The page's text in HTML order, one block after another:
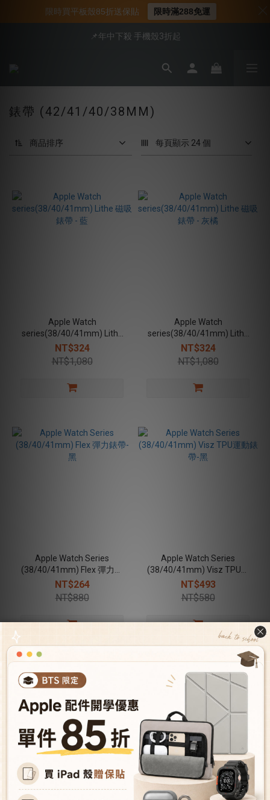
📍新客首購現折$50｜加入會員立即領取
📍新客首購現折$50｜加入會員立即領取
📌年中下殺 手機殼3折起
會員享全館95折優惠
錶帶 (42/41/40/38MM)
商品排序 每頁顯示 24 個
Apple Watch
series(38/40/41mm) Lithe
磁吸錶帶 - 藍
NT$324
NT$1,080
Apple Watch
series(38/40/41mm) Lithe
磁吸錶帶 - 灰橘
NT$324
NT$1,080
Apple Watch Series
(38/40/41mm) Flex 彈力錶
帶-黑
NT$264
NT$880
Apple Watch Series
(38/40/41mm) Visz TPU運
動錶帶-黑
NT$493
NT$580
售完
Apple Watch Series
限時買平板殼85折送保貼 限時滿288免運